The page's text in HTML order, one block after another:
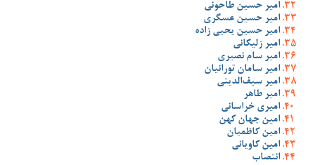
امیر حسین طاحونی
امیر حسین عسگری
امیر حسین یحیی زاده
امیر زلیکانی
امیر سام نصیری
امیر سامان تورانیان
امیر سیف‌الدینی
امیر طاهر
امیری خراسانی
امین جهان کهن
امین کاظمیان
امین کاویانی
انتصاب